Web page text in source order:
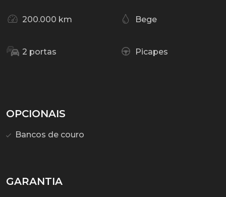
200.000 km Bege
2 portas Picapes
OPCIONAIS
Bancos de couro
GARANTIA